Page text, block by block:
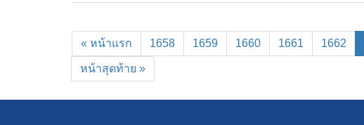
« หน้าแรก 1658 1659 1660 1661 1662
หน้าสุดท้าย »